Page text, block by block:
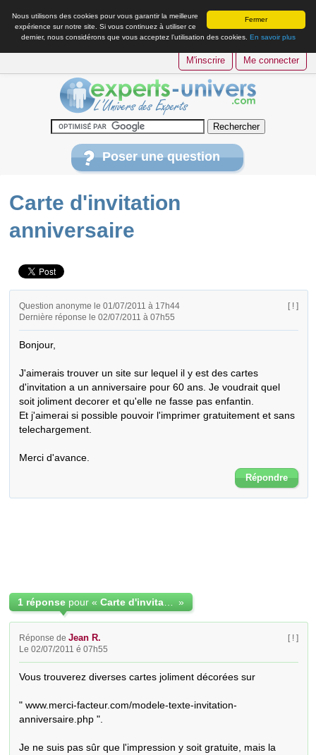
Fermer
Nous utilisons des cookies pour vous garantir la meilleure
expérience sur notre site. Si vous continuez à utiliser ce
dernier, nous considérons que vous acceptez l’utilisation des cookies. En savoir plus
M'inscrire Me connecter
Poser une question
Carte d'invitation
anniversaire
Question anonyme le 01/07/2011 à 17h44
Dernière réponse le 02/07/2011 à 07h55
[ ! ]
Bonjour,
J'aimerais trouver un site sur lequel il y est des cartes
d'invitation a un anniversaire pour 60 ans. Je voudrait quel
soit joliment decorer et qu'elle ne fasse pas enfantin.
Et j'aimerai si possible pouvoir l'imprimer gratuitement et sans
telechargement.
Merci d'avance.
Répondre
1 réponse pour « »
Réponse deJean R.
Le 02/07/2011 é 07h55
[ ! ]
Vous trouverez diverses cartes joliment décorées sur
" www.merci-facteur.com/modele-texte-invitation-
anniversaire.php ".
Je ne suis pas sûr que l'impression y soit gratuite, mais la